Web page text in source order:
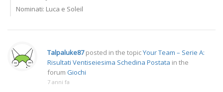
Nominati: Luca e Soleil
Talpaluke87posted in the topicYour Team – Serie A:
Risultati Ventiseiesima Schedina Postata in the
forum Giochi
7 anni fa